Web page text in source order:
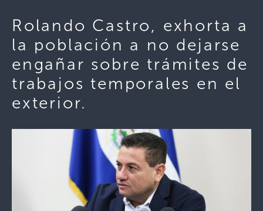
Rolando Castro, exhorta a
la población a no dejarse
engañar sobre trámites de
trabajos temporales en el
exterior.